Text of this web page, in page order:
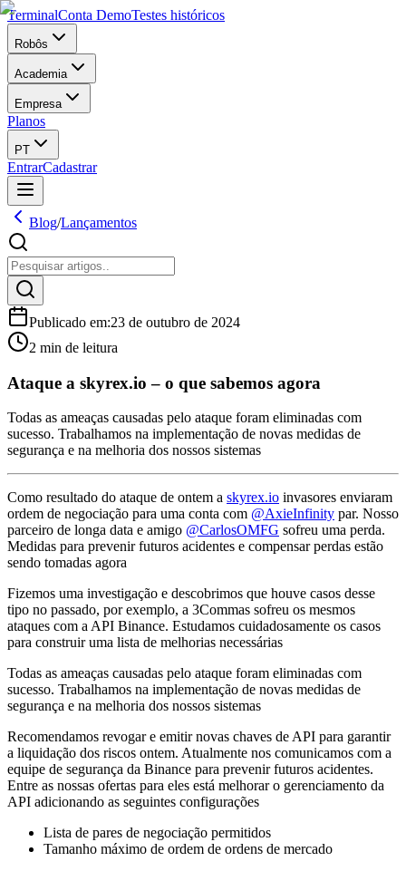
TerminalConta DemoTestes históricos
Robôs
Academia
Empresa
Planos
PT
EntrarCadastrar
Blog/Lançamentos
Publicado em:23 de outubro de 2024
2 min de leitura
Ataque a skyrex.io – o que sabemos agora
Todas as ameaças causadas pelo ataque foram eliminadas com
sucesso. Trabalhamos na implementação de novas medidas de
segurança e na melhoria dos nossos sistemas
Como resultado do ataque de ontem a skyrex.io invasores enviaram
ordem de negociação para uma conta com @AxieInfinity par. Nosso
parceiro de longa data e amigo @CarlosOMFG sofreu uma perda.
Medidas para prevenir futuros acidentes e compensar perdas estão
sendo tomadas agora
Fizemos uma investigação e descobrimos que houve casos desse
tipo no passado, por exemplo, a 3Commas sofreu os mesmos
ataques com a API Binance. Estudamos cuidadosamente os casos
para construir uma lista de melhorias necessárias
Todas as ameaças causadas pelo ataque foram eliminadas com
sucesso. Trabalhamos na implementação de novas medidas de
segurança e na melhoria dos nossos sistemas
Recomendamos revogar e emitir novas chaves de API para garantir
a liquidação dos riscos ontem. Atualmente nos comunicamos com a
equipe de segurança da Binance para prevenir futuros acidentes.
Entre as nossas ofertas para eles está melhorar o gerenciamento da
API adicionando as seguintes configurações
Lista de pares de negociação permitidos
Tamanho máximo de ordem de ordens de mercado